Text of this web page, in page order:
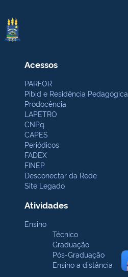
Acessos
PARFOR
Pibid e Residência Pedagógica
Prodocência
LAPETRO
CNPq
CAPES
Periódicos
FADEX
FINEP
Desconectar da Rede
Site Legado
Atividades
Ensino
Técnico
Graduação
Pós-Graduação
Ensino a distância